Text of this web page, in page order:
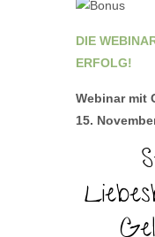
DIE
ERFOLG!
Webinar mit
15.